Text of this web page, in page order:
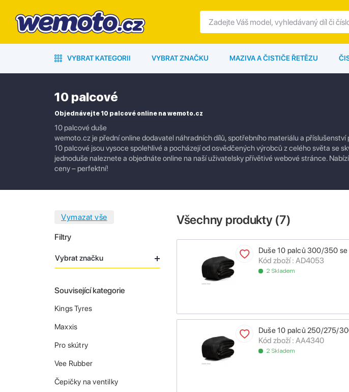
VYBRAT KATEGORII VYBRAT ZNAČKU MAZIVA A ČISTIČE ŘETĚZU
10 palcové
Objednávejte 10 palcové online na wemoto.cz
10 palcové duše
wemoto.cz je přední online dodavatel náhradních dílů, spotřebního materiálu a příslušenství
10 palcové jsou vysoce spolehlivé a pocházejí od osvědčených výrobců z celého světa se
jednoduše naleznete a objednáte online na naší uživatelsky přívětivé webové stránce.
ceny – perfektní!
Filtry
Vybrat značku
Související kategorie
Kings Tyres
Maxxis
Pro skútry
Vee Rubber
Čepičky na ventilky
Všechny produkty (7)
Duše 10 palců 300/350
Kód zboží : AD4053
2 Skladem
Duše 10 palců 250/275/
Kód zboží : AA4340
2 Skladem